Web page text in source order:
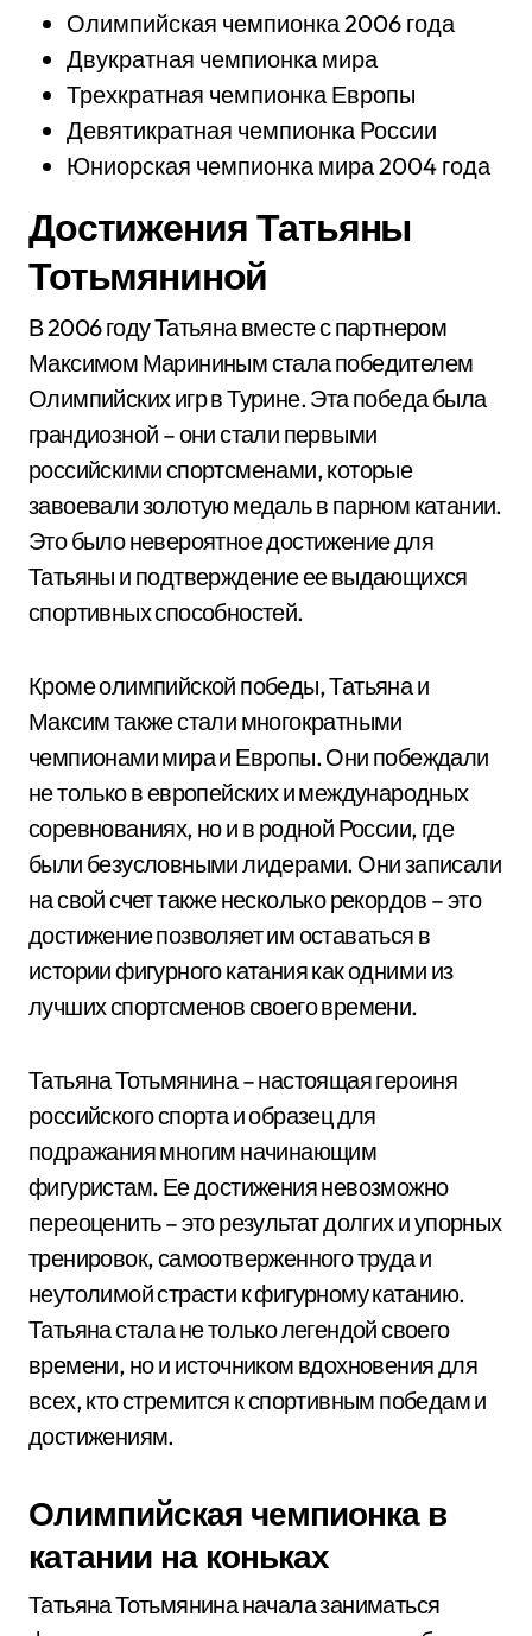
Олимпийская чемпионка 2006 года
Двукратная чемпионка мира
Трехкратная чемпионка Европы
Девятикратная чемпионка России
Юниорская чемпионка мира 2004 года
Достижения Татьяны
Тотьмяниной
В 2006 году Татьяна вместе с партнером
Максимом Марининым стала победителем
Олимпийских игр в Турине. Эта победа была
грандиозной – они стали первыми
российскими спортсменами, которые
завоевали золотую медаль в парном катании.
Это было невероятное достижение для
Татьяны и подтверждение ее выдающихся
спортивных способностей.
Кроме олимпийской победы, Татьяна и
Максим также стали многократными
чемпионами мира и Европы. Они побеждали
не только в европейских и международных
соревнованиях, но и в родной России, где
были безусловными лидерами. Они записали
на свой счет также несколько рекордов – это
достижение позволяет им оставаться в
истории фигурного катания как одними из
лучших спортсменов своего времени.
Татьяна Тотьмянина – настоящая героиня
российского спорта и образец для
подражания многим начинающим
фигуристам. Ее достижения невозможно
переоценить – это результат долгих и упорных
тренировок, самоотверженного труда и
неутолимой страсти к фигурному катанию.
Татьяна стала не только легендой своего
времени, но и источником вдохновения для
всех, кто стремится к спортивным победам и
достижениям.
Олимпийская чемпионка в
катании на коньках
Татьяна Тотьмянина начала заниматься